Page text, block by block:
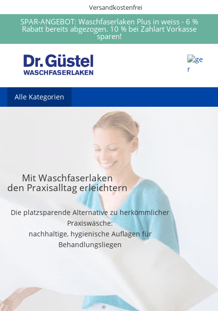
Versandkostenfrei
SPAR-ANGEBOT: Waschfaserlaken Plus in weiss - 6 %
Rabatt bereits abgezogen. 10 % bei Zahlart Vorkasse
sparen!
Alle Kategorien
Mit Waschfaserlaken
den Praxisalltag erleichtern
Die platzsparende Alternative zu herkömmlicher
Praxiswäsche:
nachhaltige, hygienische Auflagen für
Behandlungsliegen